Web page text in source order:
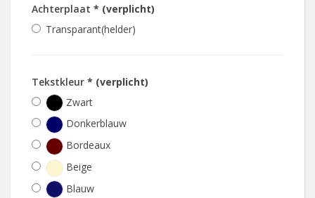
Achterplaat * (verplicht)
Transparant(helder)
Tekstkleur * (verplicht)
Zwart
Donkerblauw
Bordeaux
Beige
Blauw